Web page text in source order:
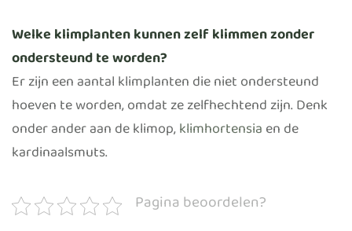
Welke klimplanten kunnen zelf klimmen zonder
ondersteund te worden?
Er zijn een aantal klimplanten die niet ondersteund
hoeven te worden, omdat ze zelfhechtend zijn. Denk
onder ander aan de klimop,klimhortensiaen de
kardinaalsmuts.
Pagina beoordelen?